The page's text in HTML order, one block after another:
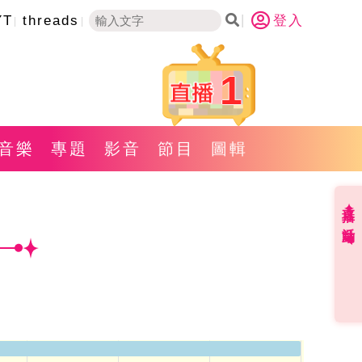
threads 登入
1
樂 專題 影音 節目 圖輯
直播✦活動